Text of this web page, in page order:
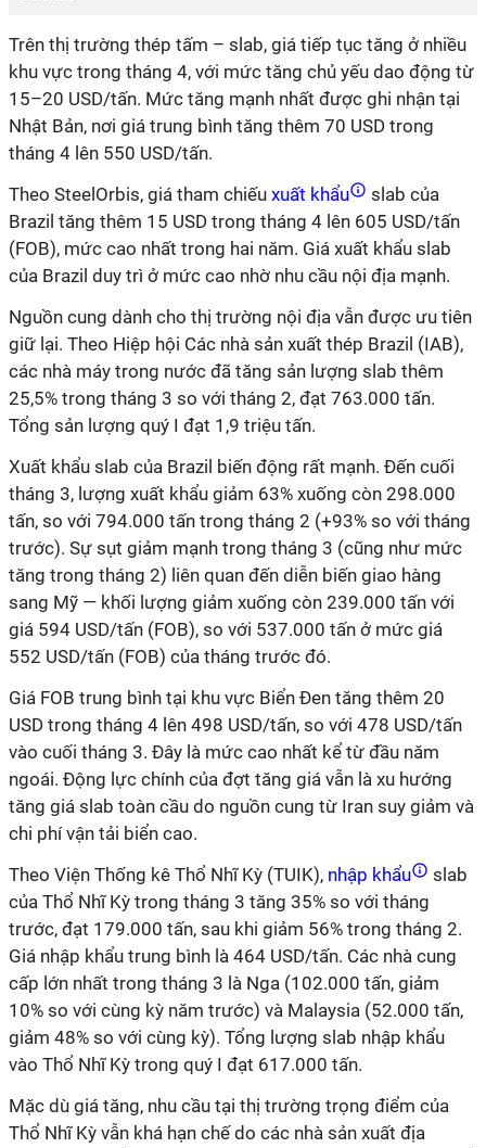
Trên thị trường thép tấm – slab, giá tiếp tục tăng ở nhiều
khu vực trong tháng 4, với mức tăng chủ yếu dao động từ
15–20 USD/tấn. Mức tăng mạnh nhất được ghi nhận tại
Nhật Bản, nơi giá trung bình tăng thêm 70 USD trong
tháng 4 lên 550 USD/tấn.
Theo SteelOrbis, giá tham chiếu xuất khẩu
slab của
Brazil tăng thêm 15 USD trong tháng 4 lên 605 USD/tấn
(FOB), mức cao nhất trong hai năm. Giá xuất khẩu slab
của Brazil duy trì ở mức cao nhờ nhu cầu nội địa mạnh.
Nguồn cung dành cho thị trường nội địa vẫn được ưu tiên
giữ lại. Theo Hiệp hội Các nhà sản xuất thép Brazil (IAB),
các nhà máy trong nước đã tăng sản lượng slab thêm
25,5% trong tháng 3 so với tháng 2, đạt 763.000 tấn.
Tổng sản lượng quý I đạt 1,9 triệu tấn.
Xuất khẩu slab của Brazil biến động rất mạnh. Đến cuối
tháng 3, lượng xuất khẩu giảm 63% xuống còn 298.000
tấn, so với 794.000 tấn trong tháng 2 (+93% so với tháng
trước). Sự sụt giảm mạnh trong tháng 3 (cũng như mức
tăng trong tháng 2) liên quan đến diễn biến giao hàng
sang Mỹ — khối lượng giảm xuống còn 239.000 tấn với
giá 594 USD/tấn (FOB), so với 537.000 tấn ở mức giá
552 USD/tấn (FOB) của tháng trước đó.
Giá FOB trung bình tại khu vực Biển Đen tăng thêm 20
USD trong tháng 4 lên 498 USD/tấn, so với 478 USD/tấn
vào cuối tháng 3. Đây là mức cao nhất kể từ đầu năm
ngoái. Động lực chính của đợt tăng giá vẫn là xu hướng
tăng giá slab toàn cầu do nguồn cung từ Iran suy giảm và
chi phí vận tải biển cao.
Theo Viện Thống kê Thổ Nhĩ Kỳ (TUIK), nhập khẩu
slab
của Thổ Nhĩ Kỳ trong tháng 3 tăng 35% so với tháng
trước, đạt 179.000 tấn, sau khi giảm 56% trong tháng 2.
Giá nhập khẩu trung bình là 464 USD/tấn. Các nhà cung
cấp lớn nhất trong tháng 3 là Nga (102.000 tấn, giảm
10% so với cùng kỳ năm trước) và Malaysia (52.000 tấn,
giảm 48% so với cùng kỳ). Tổng lượng slab nhập khẩu
vào Thổ Nhĩ Kỳ trong quý I đạt 617.000 tấn.
Mặc dù giá tăng, nhu cầu tại thị trường trọng điểm của
Thổ Nhĩ Kỳ vẫn khá hạn chế do các nhà sản xuất địa